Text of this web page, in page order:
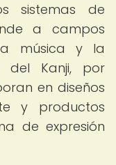
sistemas de
a campos
música y la
del Kanji, por
en diseños
y productos
de expresión